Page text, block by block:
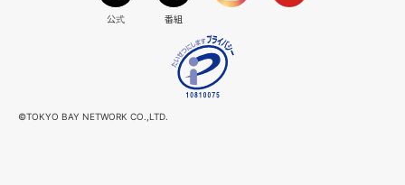
公式 番組
©TOKYO BAY NETWORK CO.,LTD.